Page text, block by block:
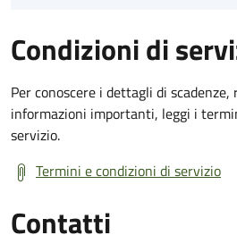
Condizioni di
Per conoscere i dettagli di
informazioni importanti, leggi i
servizio.
Termini e condizioni di servizio
Contatti